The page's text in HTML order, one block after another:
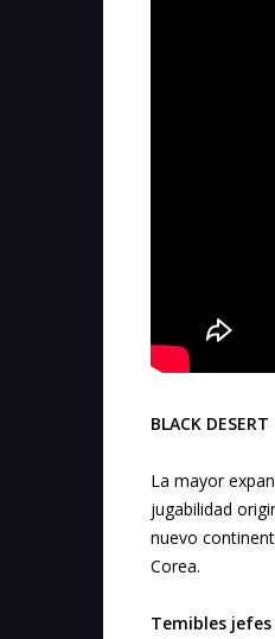
BLACK
La mayor
jugabilidad
nuevo
Corea.
Temibles